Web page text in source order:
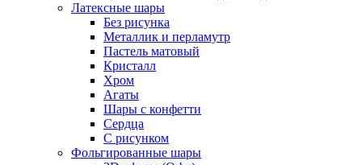
Латексные шары
Без рисунка
Металлик и перламутр
Пастель матовый
Кристалл
Хром
Агаты
Шары с конфетти
Сердца
С рисунком
Фольгированные шары